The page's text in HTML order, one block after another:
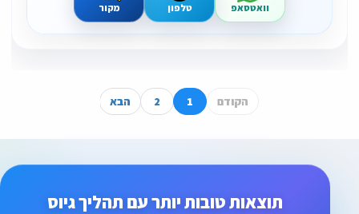
וואטסאפ טלפון מקור
הקודם 1
2 הבא
תוצאות טובות יותר עם תהליך גיוס